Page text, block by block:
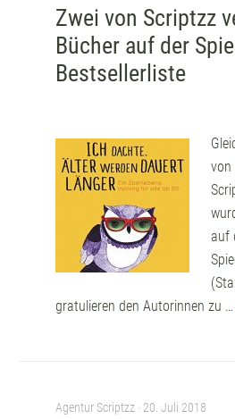
Zwei von Scriptzz
Bücher auf der
Bestsellerliste
von
auf
gratulieren den Autorinnen zu …
Agentur Scriptzz · 20. Juli 2018